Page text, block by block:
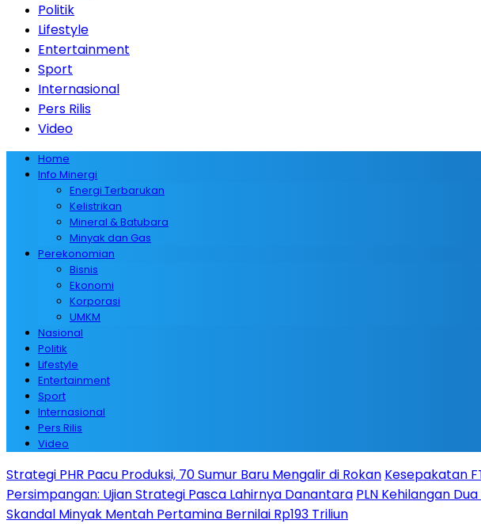
Politik
Lifestyle
Entertainment
Sport
Internasional
Pers Rilis
Video
Home
Info Minergi
Energi Terbarukan
Kelistrikan
Mineral & Batubara
Minyak dan Gas
Perekonomian
Bisnis
Ekonomi
Korporasi
UMKM
Nasional
Politik
Lifestyle
Entertainment
Sport
Internasional
Pers Rilis
Video
Strategi PHR Pacu Produksi, 70 Sumur Baru Mengalir di Rokan Kesepakatan
Persimpangan: Ujian Strategi Pasca Lahirnya Danantara PLN Kehilangan
Skandal Minyak Mentah Pertamina Bernilai Rp193 Triliun